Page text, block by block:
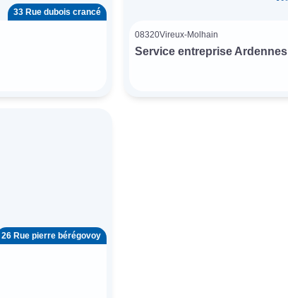
33 Rue dubois crancé
08320Vireux-Molhain
Service entreprise Ardennes
26 Rue pierre bérégovoy